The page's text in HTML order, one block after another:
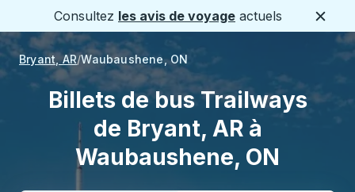
Consultez les avis de voyage actuels
Bryant, AR Waubaushene, ON
Billets de bus Trailways
de Bryant, AR à
Waubaushene, ON